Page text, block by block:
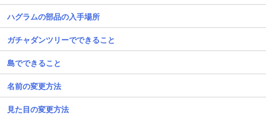
ハグラムの部品の入手場所
ガチャダンツリーでできること
島でできること
名前の変更方法
見た目の変更方法